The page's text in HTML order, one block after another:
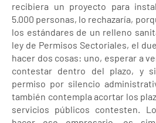
recibiera un proyecto para
5.000 personas, lo rechazaría,
los estándares de un relleno
ley de Permisos Sectoriales, el
hacer dos cosas: uno, esperar a
contestar dentro del plazo, y
permiso por silencio
también contempla acortar los
servicios públicos contesten.